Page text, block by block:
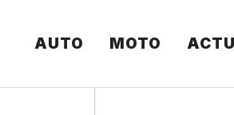
AUTO MOTO